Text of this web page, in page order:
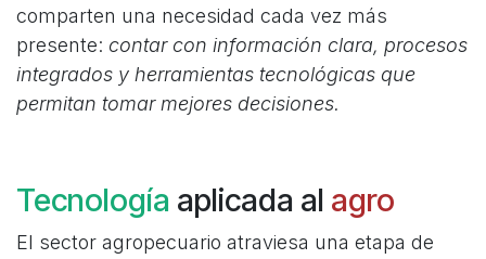
comparten una necesidad cada vez más
presente: contar con información clara, procesos
integrados y herramientas tecnológicas que
permitan tomar mejores decisiones.
Tecnología aplicada al agro
El sector agropecuario atraviesa una etapa de